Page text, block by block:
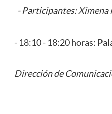
- Participantes:
- 18:10 - 18:20 horas:
Dirección de